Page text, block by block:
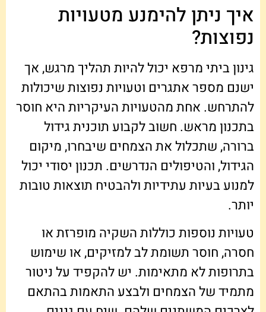
איך ניתן להימנע מטעויות
נפוצות?
גינון ביתי מרפא יכול להיות תהליך מרגש, אך
ישנם מספר אתגרים וטעויות נפוצות שיכולות
להתרחש. אחת מהטעויות העיקריות היא חוסר
בתכנון מראש. חשוב לקבוע תוכנית גידול
ברורה, שתכלול את הצמחים שיבחרו, מיקום
הגידול, והטיפולים הנדרשים. תכנון יסודי יכול
למנוע בעיות עתידיות ולהבטיח תוצאות טובות
יותר.
טעויות נוספות כוללות השקיה מופרזת או
חסרה, חוסר תשומת לב למזיקים, או שימוש
בתרופות לא מתאימות. יש להקפיד על ניטור
מתמיד של הצמחים ולבצע התאמות בהתאם